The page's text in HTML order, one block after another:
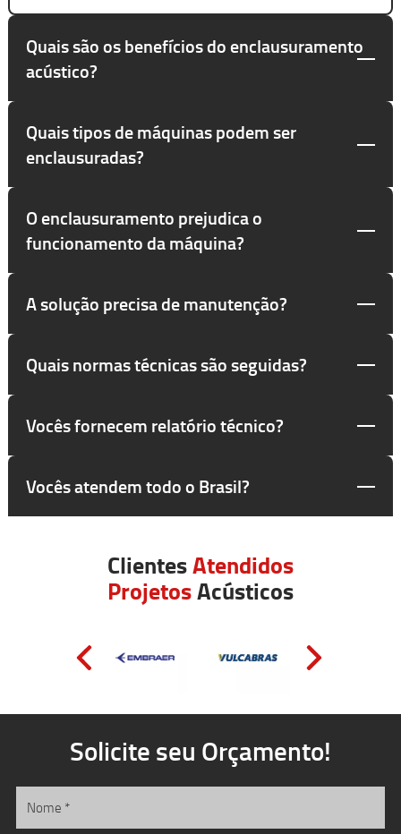
Quais são os benefícios do enclausuramento
acústico?
Quais tipos de máquinas podem ser
enclausuradas?
O enclausuramento prejudica o
funcionamento da máquina?
A solução precisa de manutenção?
Quais normas técnicas são seguidas?
Vocês fornecem relatório técnico?
Vocês atendem todo o Brasil?
ClientesAtendidos
ProjetosAcústicos
Solicite seu Orçamento!